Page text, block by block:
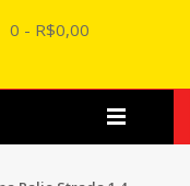
0 - R$0,00